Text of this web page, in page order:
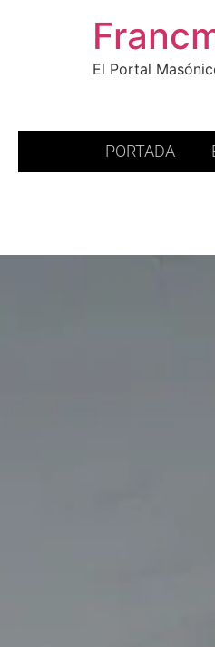
El Portal
PORTADA